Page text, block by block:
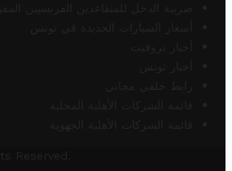
ضريبة الدخل للمتقاعدين الفرنسيين
أسعار السيارات الجديدة في تونس
أخبار تروفيت
أخبار تونس
رابط خلفي مجاني
قائمة الشركات الأهلية المحلية
قائمة الشركات الأهلية الجهوية
Reserved.